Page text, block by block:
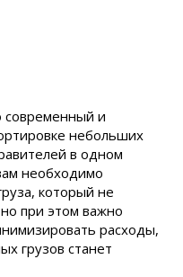
современный и
небольших
в одном
необходимо
который не
при этом важно
расходы,
грузов станет